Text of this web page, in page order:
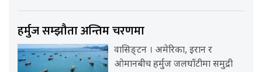
हर्मुज सम्झौता अन्तिम चरणमा
वासिङ्टन । अमेरिका, इरान र
ओमानबीच हर्मुज जलघाँटीमा समुद्री